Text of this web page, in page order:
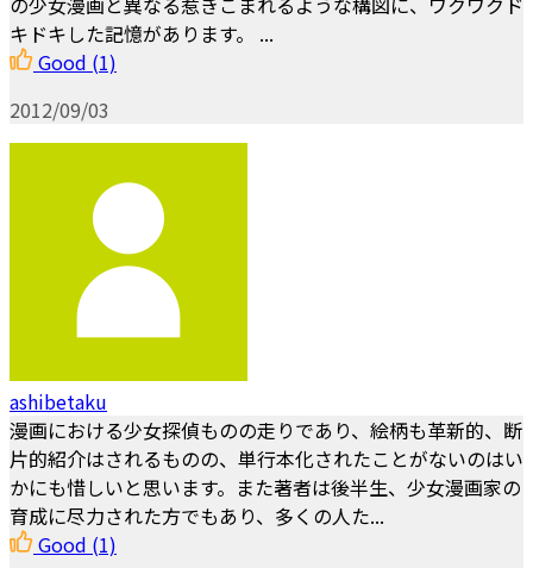
キドキした記憶があります。 ...
Good (1)
2012/09/03
ashibetaku
漫画における少女探偵ものの走りであり、絵柄も革新的、断
片的紹介はされるものの、単行本化されたことがないのはい
かにも惜しいと思います。また著者は後半生、少女漫画家の
育成に尽力された方でもあり、多くの人た...
Good (1)